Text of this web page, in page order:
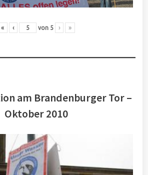
« ‹ von 5 › »
am Brandenburger Tor –
Oktober 2010